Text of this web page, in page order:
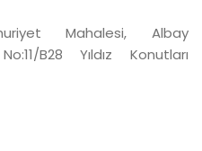
Mahalesi, Albay
B28 Yıldız Konutları